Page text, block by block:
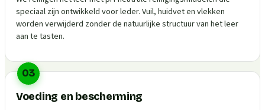
speciaal zijn ontwikkeld voor leder. Vuil, huidvet en vlekken
worden verwijderd zonder de natuurlijke structuur van het leer
aan te tasten.
03
Voeding en bescherming